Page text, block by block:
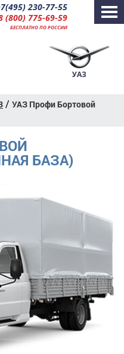
230-77-55
(800) 775-69-59
БЕСПЛАТНО ПО РОССИИ
УАЗ
/ УАЗ Профи Бортовой
БАЗА)